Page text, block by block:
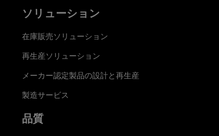
ソリューション
在庫販売ソリューション
再生産ソリューション
メーカー認定製品の設計と再生産
製造サービス
品質